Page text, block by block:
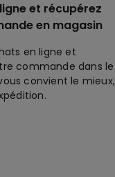
et récupérez
en magasin
en ligne et
commande dans le
convient le mieux,